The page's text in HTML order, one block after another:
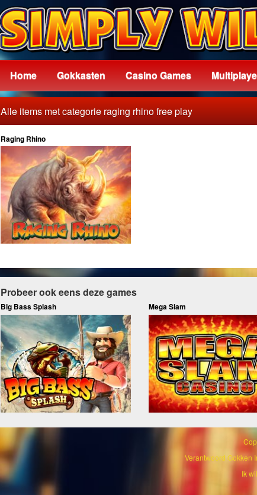
Home Gokkasten Casino Games
Alle items met categorie raging rhino free play
Raging Rhino
Probeer ook eens deze games
Big Bass Splash Mega Slam
Verantwoord Gokken
Ik